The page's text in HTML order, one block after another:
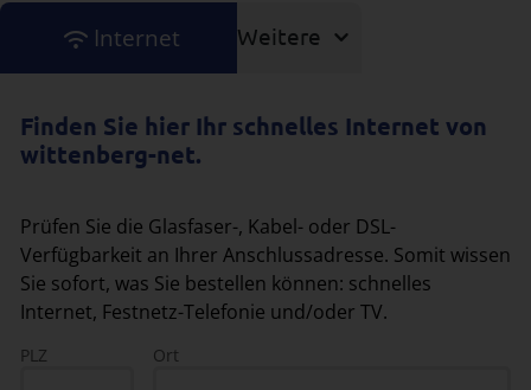
Internet Weitere
Finden Sie hier Ihr schnelles Internet von
wittenberg-net.
Prüfen Sie die Glasfaser-, Kabel- oder DSL-
Verfügbarkeit an Ihrer Anschlussadresse. Somit wissen
Sie sofort, was Sie bestellen können: schnelles
Internet, Festnetz-Telefonie und/oder TV.
PLZ Ort